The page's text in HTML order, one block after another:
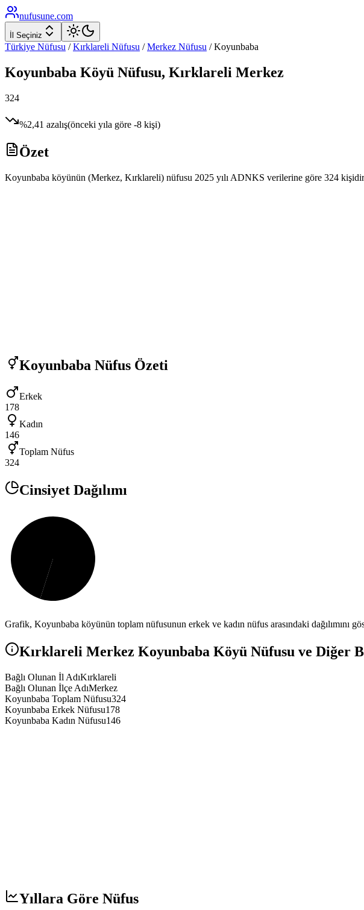
nufusune.com
İl Seçiniz
Türkiye Nüfusu / Kırklareli Nüfusu / Merkez Nüfusu /Koyunbaba
Koyunbaba Köyü Nüfusu, Kırklareli Merkez
324
%2,41 azalış(önceki yıla göre -8 kişi)
Özet
Koyunbaba köyünün (Merkez, Kırklareli) nüfusu 2025 yılı ADNKS verilerine göre 324
Koyunbaba Nüfus Özeti
Erkek
178
Kadın
146
Toplam Nüfus
324
Cinsiyet Dağılımı
Grafik, Koyunbaba köyünün toplam nüfusunun erkek ve kadın nüfus arasındaki dağılımını
Kırklareli Merkez Koyunbaba Köyü Nüfusu ve Diğer
Bağlı Olunan İl AdıKırklareli
Bağlı Olunan İlçe AdıMerkez
Koyunbaba Toplam Nüfusu324
Koyunbaba Erkek Nüfusu178
Koyunbaba Kadın Nüfusu146
Yıllara Göre Nüfus